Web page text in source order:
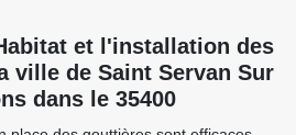
et l'installation des
ville de Saint Servan Sur
dans le 35400